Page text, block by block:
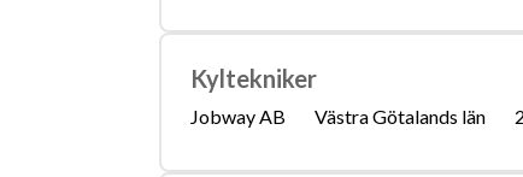
Kyltekniker
Jobway AB Västra Götalands län